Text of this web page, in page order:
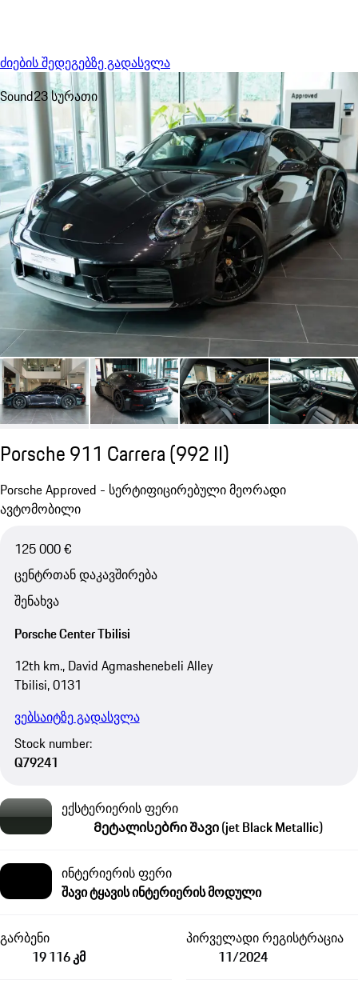
ძიების შედეგებზე გადასვლა
Sound23 სურათი
Porsche 911 Carrera(992 II)
Porsche Approved - სერტიფიცირებული მეორადი
ავტომობილი
125 000 €
ცენტრთან დაკავშირება
შენახვა
Porsche Center Tbilisi
12th km., David Agmashenebeli Alley
Tbilisi, 0131
ვებსაიტზე გადასვლა
Stock number:
Q79241
ექსტერიერის ფერი
Მეტალისებრი Შავი (jet Black Metallic)
ინტერიერის ფერი
შავი ტყავის ინტერიერის მოდული
გარბენი
19 116 კმ
პირველადი რეგისტრაცია
11/2024